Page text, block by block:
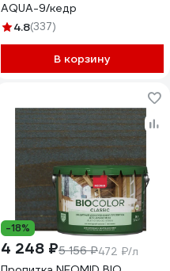
AQUA-9/кедр
4.8(337)
В корзину
-18%
4 248 ₽5 156 ₽472 ₽/л